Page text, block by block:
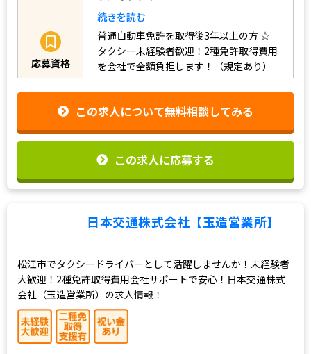
続きを読む
応募資格
普通自動車免許を取得後3年以上の方☆
タクシー未経験者歓迎！2種免許取得費用
を会社で全額負担します！（規定あり）
この求人について無料相談してみる
この求人に応募する
日本交通株式会社【玉造営業所】
松江市でタクシードライバーとして活躍しませんか！未経験者
大歓迎！2種免許取得費用会社サポートで安心！日本交通株式
会社（玉造営業所）の求人情報！